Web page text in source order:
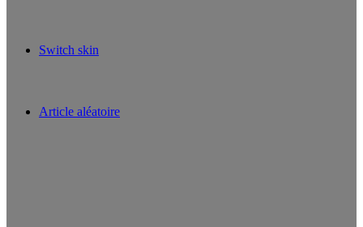
Switch skin
Article aléatoire